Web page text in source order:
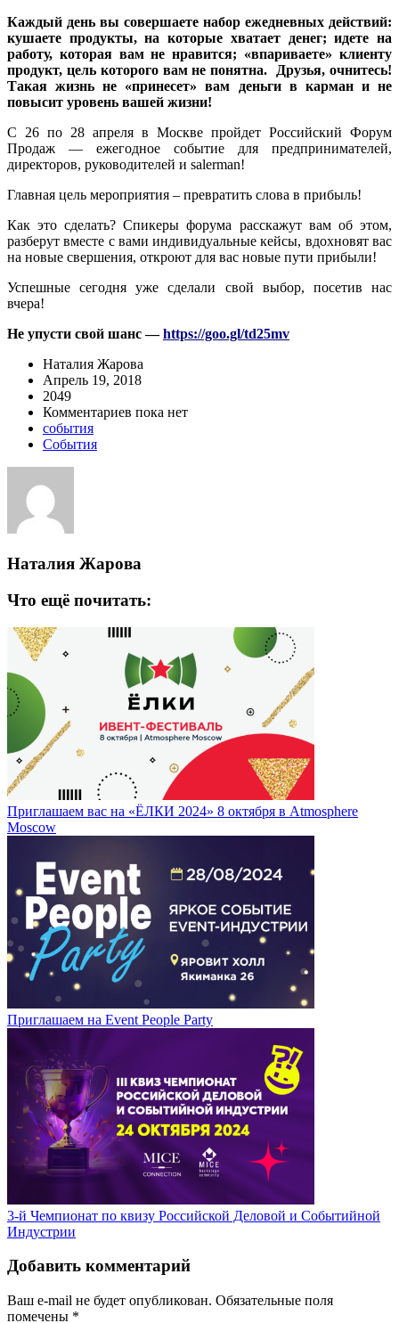
Каждый день вы совершаете набор ежедневных действий:
кушаете продукты, на которые хватает денег; идете на
работу, которая вам не нравится; «впариваете» клиенту
продукт, цель которого вам не понятна. Друзья, очнитесь!
Такая жизнь не «принесет» вам деньги в карман и не
повысит уровень вашей жизни!
С 26 по 28 апреля в Москве пройдет Российский Форум
Продаж — ежегодное событие для предпринимателей,
директоров, руководителей и salerman!
Главная цель мероприятия – превратить слова в прибыль!
Как это сделать? Спикеры форума расскажут вам об этом,
разберут вместе с вами индивидуальные кейсы, вдохновят вас
на новые свершения, откроют для вас новые пути прибыли!
Успешные сегодня уже сделали свой выбор, посетив нас
вчера!
Не упусти свой шанс —https://goo.gl/td25mv
Наталия Жарова
Апрель 19, 2018
2049
Комментариев пока нет
события
События
Наталия Жарова
Что ещё почитать:
Приглашаем вас на «ЁЛКИ 2024» 8 октября в Atmosphere
Moscow
Приглашаем на Event People Party
3-й Чемпионат по квизу Российской Деловой и Событийной
Индустрии
Добавить комментарий
Ваш e-mail не будет опубликован. Обязательные поля
помечены *